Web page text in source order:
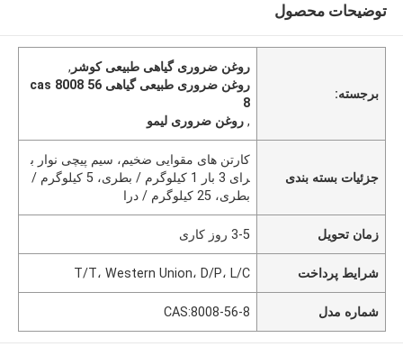
توضیحات محصول
برجسته:
روغن ضروری گیاهی طبیعی کوشر ,
روغن ضروری طبیعی گیاهی cas 8008 56
8
,روغن ضروری لیمو
جزئیات بسته بندی
کارتن های مقوایی ضخیم، سیم پیچی نوار ب
رای 3 بار 1 کیلوگرم / بطری، 5 کیلوگرم /
بطری، 25 کیلوگرم / درا
زمان تحویل 3-5 روز کاری
شرایط پرداخت T/T، Western Union، D/P، L/C
شماره مدل CAS:8008-56-8